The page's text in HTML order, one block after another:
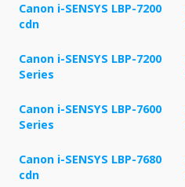
Canon i-SENSYS LBP-7200
cdn
Canon i-SENSYS LBP-7200
Series
Canon i-SENSYS LBP-7600
Series
Canon i-SENSYS LBP-7680
cdn